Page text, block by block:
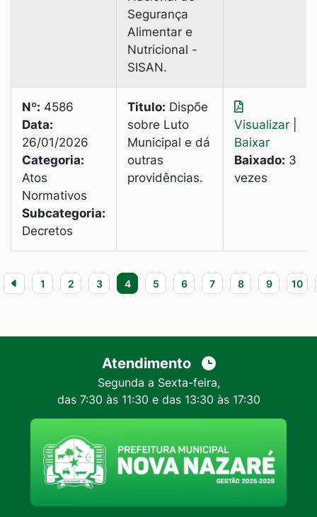
Segurança
Alimentar e
Nutricional -
SISAN.
Nº: 4586
Data:
26/01/2026
Categoria:
Atos
Normativos
Subcategoria:
Decretos
Titulo: Dispõe
sobre Luto
Municipal e dá
outras
providências.
Visualizar
Baixar
Baixado: 3
vezes
1 2 3 4 5 6 7 8 9 10
Atendimento
Segunda a Sexta-feira,
das 7:30 às 11:30 e das 13:30 às 17:30